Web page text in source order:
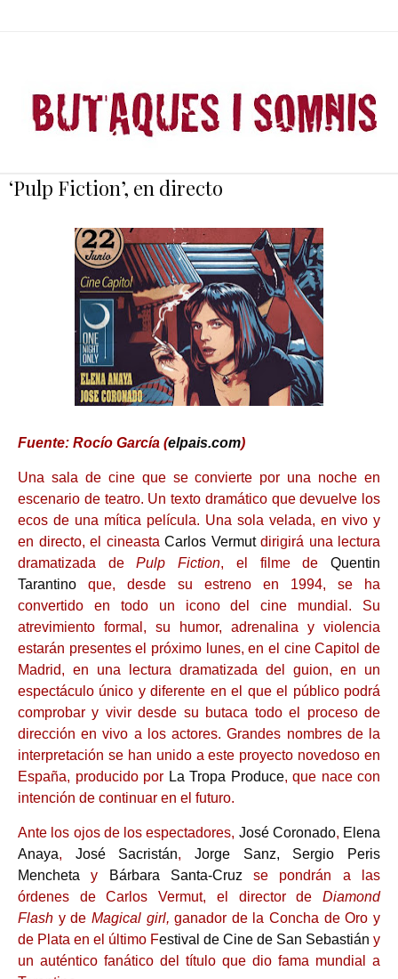
‘Pulp Fiction’, en directo
Fuente: Rocío García (elpais.com)
Una sala de cine que se convierte por una noche en
escenario de teatro. Un texto dramático que devuelve los
ecos de una mítica película. Una sola velada, en vivo y
en directo, el cineasta Carlos Vermutdirigirá una lectura
dramatizada dePulp Fiction, el filme deQuentin
Tarantino que, desde su estreno en 1994, se ha
convertido en todo un icono del cine mundial. Su
atrevimiento formal, su humor, adrenalina y violencia
estarán presentes el próximo lunes, en el cine Capitol de
Madrid, en una lectura dramatizada del guion, en un
espectáculo único y diferente en el que el público podrá
comprobar y vivir desde su butaca todo el proceso de
dirección en vivo a los actores. Grandes nombres de la
interpretación se han unido a este proyecto novedoso en
España, producido por La Tropa Produce, que nace con
intención de continuar en el futuro.
Ante los ojos de los espectadores, José Coronado, Elena
Anaya, José Sacristán,Jorge Sanz,
Sergio Peris
Mencheta y Bárbara Santa-Cruz se pondrán a las
órdenes de Carlos Vermut, el director de Diamond
Flash y de Magical girl, ganador de la Concha de Oro y
de Plata en el último Festival de Cine de San Sebastián y
un auténtico fanático del título que dio fama mundial a